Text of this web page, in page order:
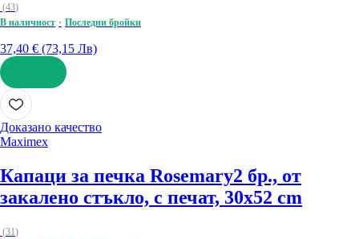
(43)
В наличност
Последни бройки
37,40 € (73,15 Лв)
ДОБАВИ
Доказано качество
Maximex
Капаци за печка Rosemary2 бр., от
закалено стъкло, с печат, 30x52 cm
(31)